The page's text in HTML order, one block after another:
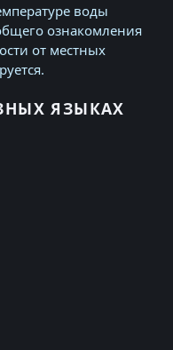
воды
ознакомления
от местных
ЯЗЫКАХ